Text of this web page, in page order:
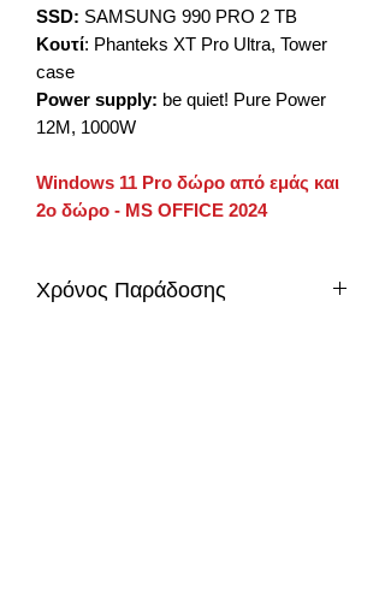
SSD: SAMSUNG 990 PRO 2 TB
Κουτί: Phanteks XT Pro Ultra, Tower
case
Power supply: be quiet! Pure Power
12M, 1000W
Windows 11 Pro δώρο από εμάς και
2ο δώρο - MS OFFICE 2024
Χρόνος Παράδοσης